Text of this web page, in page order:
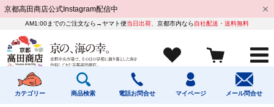
京都高田商店公式Instagram配信中
AM1:00までのご注文なら→ヤマト便当日出荷、 京都市内なら自社配送・送料無料
カテゴリー 商品検索 電話お問合せ マイページ メール問合せ